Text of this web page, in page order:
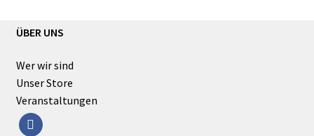
ÜBER UNS
Wer wir sind
Unser Store
Veranstaltungen
facebook